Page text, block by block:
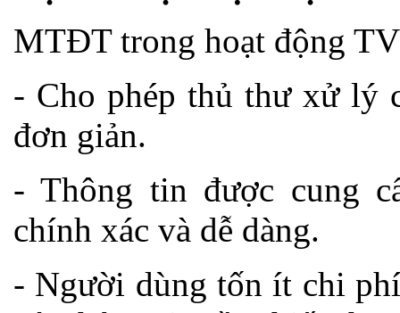
MTĐT trong hoạt động
- Cho phép thủ thư xử lý
đơn giản.
- Thông tin được cung
chính xác và dễ dàng.
- Người dùng tốn ít chi